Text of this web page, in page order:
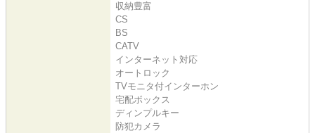
収納豊富
CS
BS
CATV
インターネット対応
オートロック
TVモニタ付インターホン
宅配ボックス
ディンプルキー
防犯カメラ